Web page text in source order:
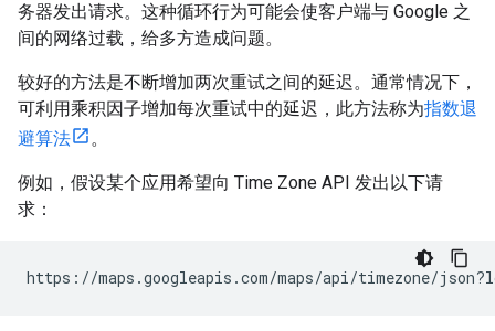
务器发出请求。这种循环行为可能会使客户端与 Google 之
间的网络过载，给多方造成问题。
较好的方法是不断增加两次重试之间的延迟。通常情况下，
可利用乘积因子增加每次重试中的延迟，此方法称为指数退
避算法
。
例如，假设某个应用希望向 Time Zone API 发出以下请
求：
https://maps.googleapis.com/maps/api/timezone/